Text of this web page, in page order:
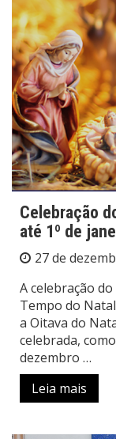
Celebração
até 1º de
27 de
A celebração
Tempo do
a Oitava do
celebrada,
dezembro …
Leia mais